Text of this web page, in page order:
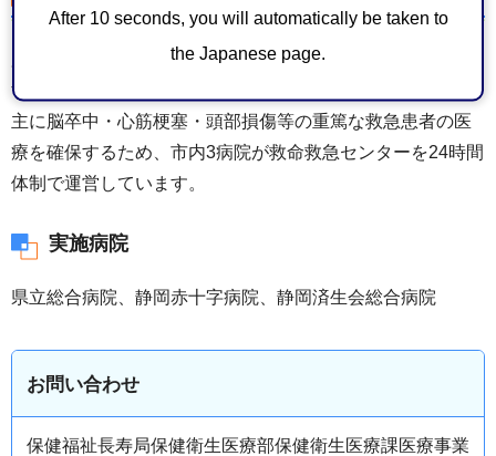
After 10 seconds, you will automatically be taken to
the Japanese page.
脳卒中・心筋梗塞・頭部損傷等の重篤な患者に対応しま
す。
主に脳卒中・心筋梗塞・頭部損傷等の重篤な救急患者の医
療を確保するため、市内3病院が救命救急センターを24時間
体制で運営しています。
実施病院
県立総合病院、静岡赤十字病院、静岡済生会総合病院
お問い合わせ
保健福祉長寿局保健衛生医療部保健衛生医療課医療事業